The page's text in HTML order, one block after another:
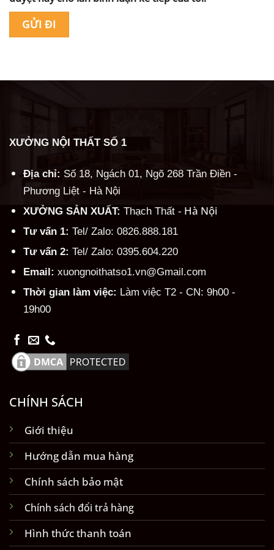
XƯỞNG NỘI THẤT SỐ 1
Địa chỉ: Số 18, Ngách 01, Ngõ 268 Trần Điền -
Phương Liệt - Hà Nội
XƯỞNG SẢN XUẤT: Thạch Thất - Hà Nội
Tư vấn 1: Tel/ Zalo: 0826.888.181
Tư vấn 2: Tel/ Zalo: 0395.604.220
Email: xuongnoithatso1.vn@Gmail.com
Thời gian làm việc: Làm việc T2 - CN: 9h00 -
19h00
CHÍNH SÁCH
Giới thiệu
Hướng dẫn mua hàng
Chính sách bảo mật
Chính sách đổi trả hàng
Hình thức thanh toán